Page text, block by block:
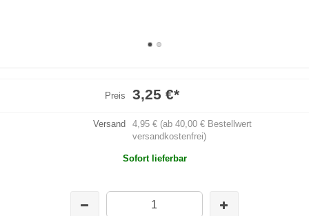
Preis 3,25 €*
Versand
4,95 € (ab 40,00 € Bestellwert
versandkostenfrei)
Sofort lieferbar